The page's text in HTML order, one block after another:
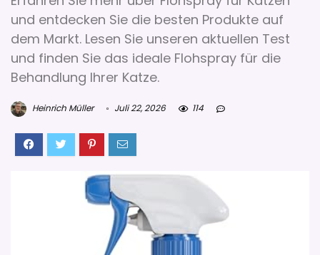
und entdecken Sie die besten Produkte auf
dem Markt. Lesen Sie unseren aktuellen Test
und finden Sie das ideale Flohspray für die
Behandlung Ihrer Katze.
Heinrich Müller Juli 22, 2026 114